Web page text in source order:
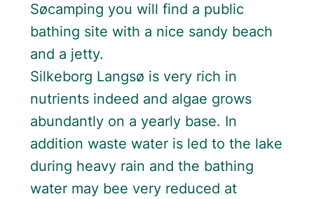
Søcamping you will find a public
bathing site with a nice sandy beach
and a jetty.
Silkeborg Langsø is very rich in
nutrients indeed and algae grows
abundantly on a yearly base. In
addition waste water is led to the lake
during heavy rain and the bathing
water may bee very reduced at